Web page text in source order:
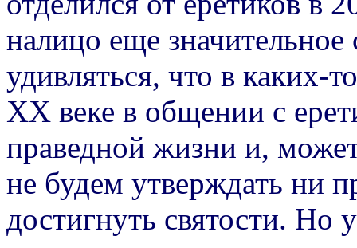
налицо еще
удивляться, что в каких-
ХХ веке в общении с
праведной жизни и,
не будем утверждать ни
достигнуть святости. Но